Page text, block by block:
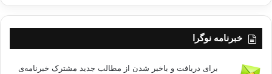
خبرنامه نوگرا
برای دریافت و باخبر شدن از مطالب جدید مشترک خبرنامه‌ی